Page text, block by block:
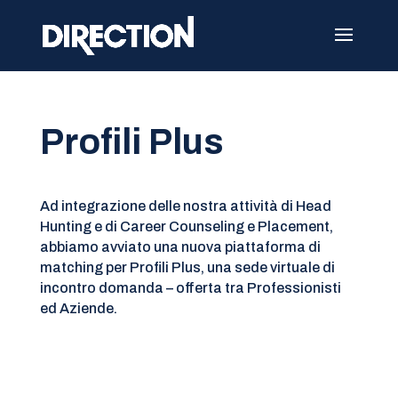
Profili Plus
Ad integrazione delle nostra attività di Head
Hunting e di Career Counseling e Placement,
abbiamo avviato una nuova piattaforma di
matching per Profili Plus, una sede virtuale di
incontro domanda – offerta tra Professionisti
ed Aziende.